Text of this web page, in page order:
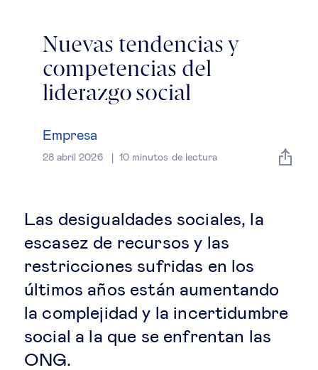
Empresa
Derecho empresarial
Estrategia & modelos de negocio
Mujeres & negocios
Innovación y tecnología
Nuevas tendencias y
competencias del
liderazgo social
Empresa
28 abril 2026 10minutos de lectura
Las desigualdades sociales, la
escasez de recursos y las
restricciones sufridas en los
últimos años están aumentando
la complejidad y la incertidumbre
social a la que se enfrentan las
ONG.